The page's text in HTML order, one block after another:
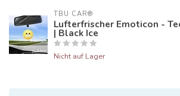
TBU CAR®
Lufterfrischer Emoticon -
| Black Ice
Nicht auf Lager